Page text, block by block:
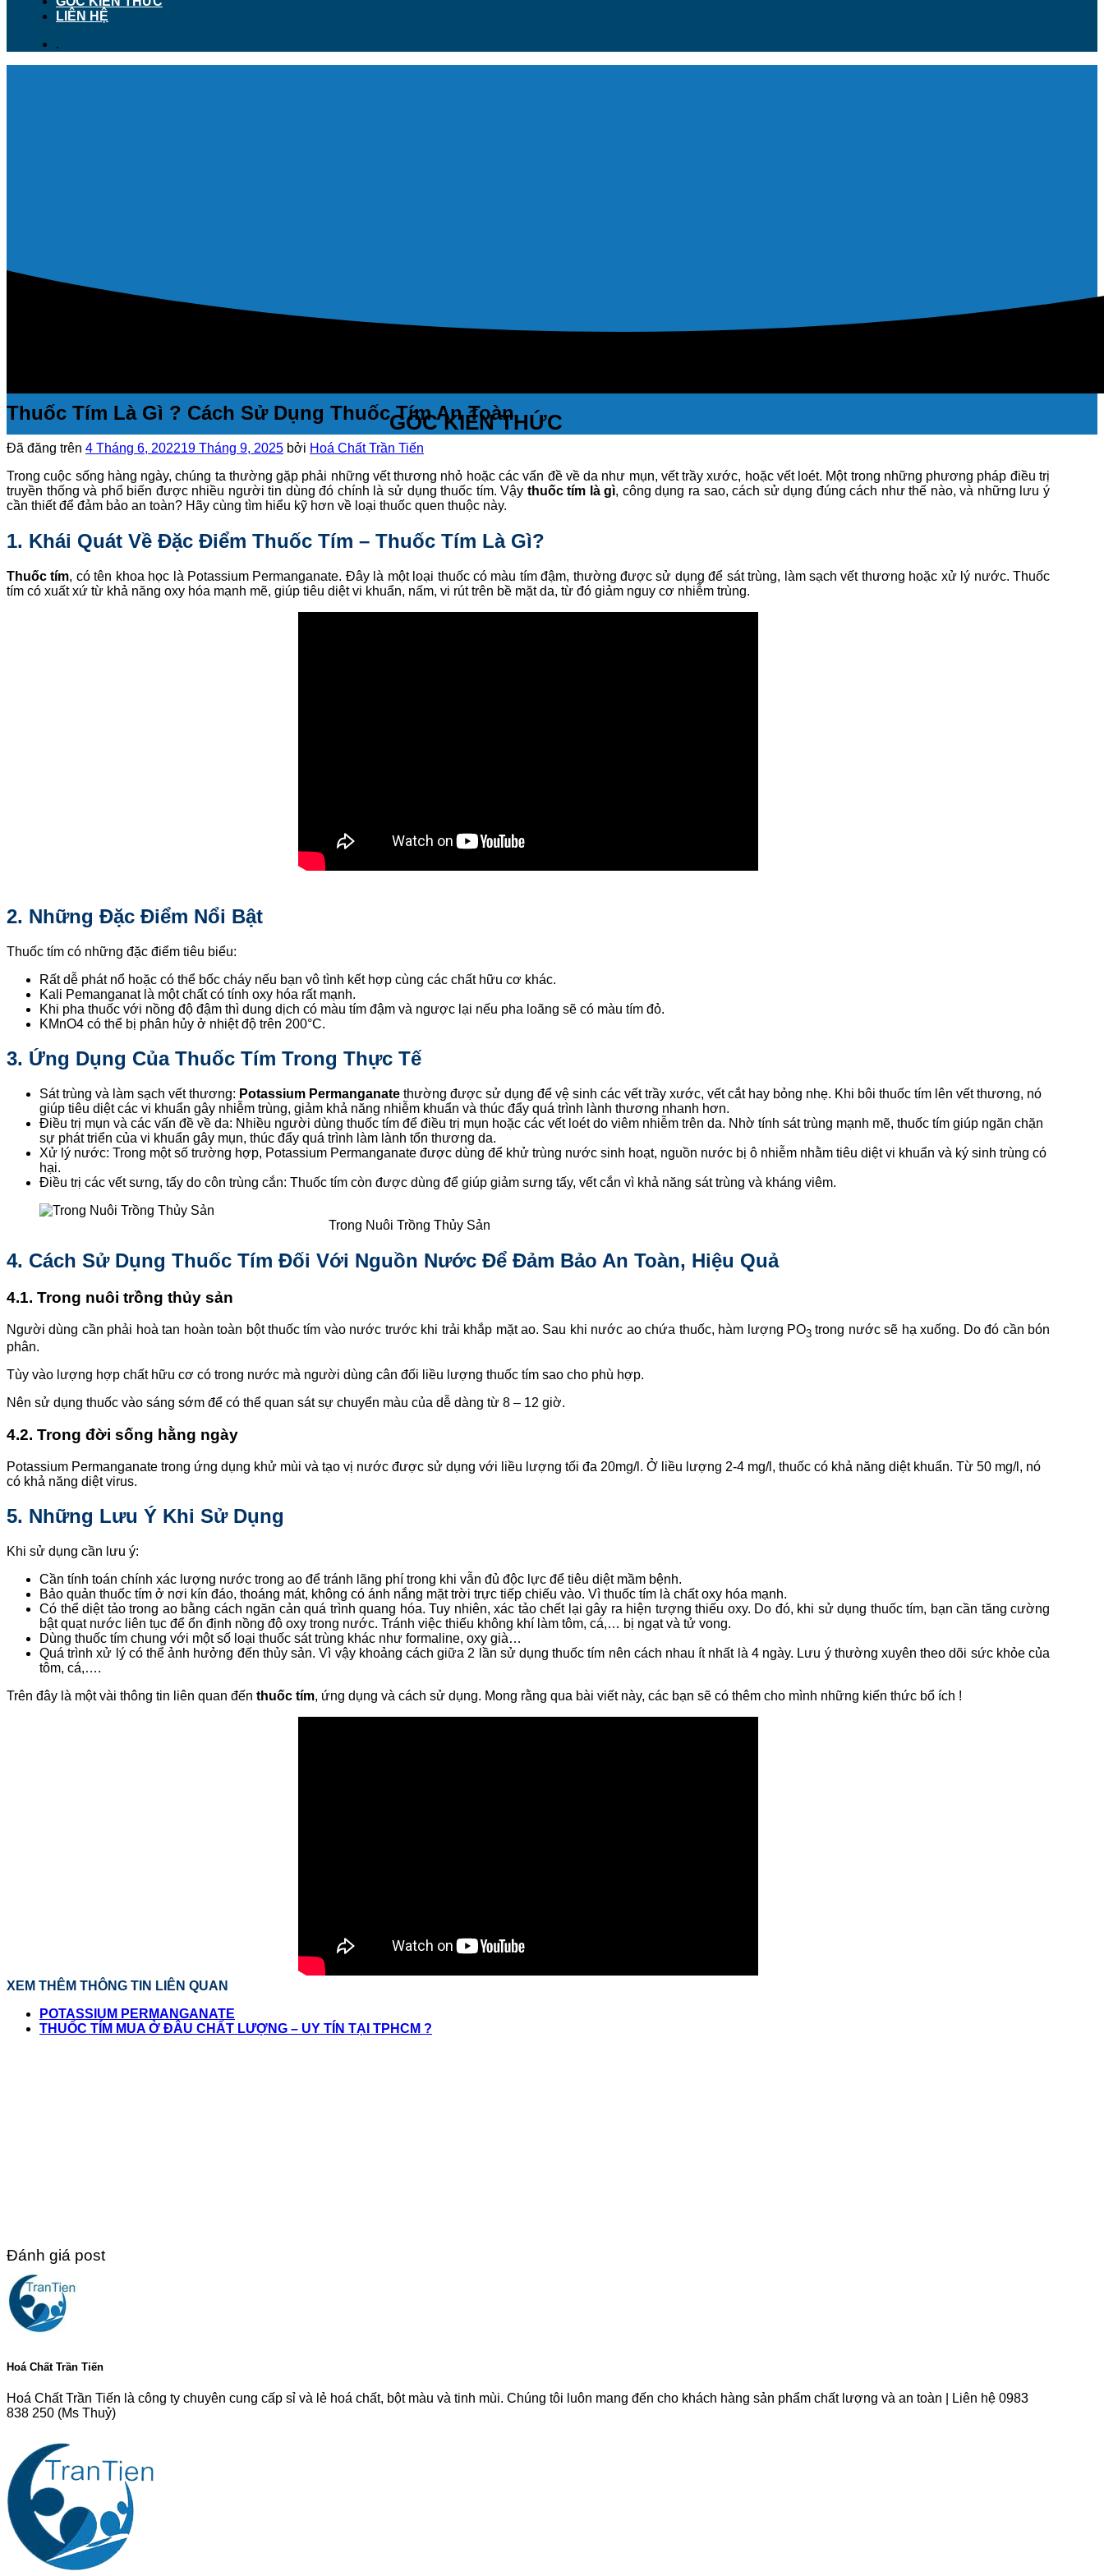
LIÊN HỆ
.
GÓC KIẾN THỨC
Thuốc Tím Là Gì ? Cách Sử Dụng Thuốc Tím An Toàn
Đã đăng trên 4 Tháng 6, 202219 Tháng 9, 2025 bởi Hoá Chất Trần Tiến
Trong cuộc sống hàng ngày, chúng ta thường gặp phải những vết thương nhỏ hoặc các vấn đề về da như mụn, vết trầy xước, hoặc vết loét. Một trong những phương pháp điều trị
truyền thống và phổ biến được nhiều người tin dùng đó chính là sử dụng thuốc tím. Vậy thuốc tím là gì, công dụng ra sao, cách sử dụng đúng cách như thế nào, và những lưu ý
cần thiết để đảm bảo an toàn? Hãy cùng tìm hiểu kỹ hơn về loại thuốc quen thuộc này.
1. Khái Quát Về Đặc Điểm Thuốc Tím – Thuốc Tím Là Gì?
Thuốc tím, có tên khoa học là Potassium Permanganate. Đây là một loại thuốc có màu tím đậm, thường được sử dụng để sát trùng, làm sạch vết thương hoặc xử lý nước. Thuốc
tím có xuất xứ từ khả năng oxy hóa mạnh mẽ, giúp tiêu diệt vi khuẩn, nấm, vi rút trên bề mặt da, từ đó giảm nguy cơ nhiễm trùng.
2. Những Đặc Điểm Nổi Bật
Thuốc tím có những đặc điểm tiêu biểu:
Rất dễ phát nổ hoặc có thể bốc cháy nếu bạn vô tình kết hợp cùng các chất hữu cơ khác.
Kali Pemanganat là một chất có tính oxy hóa rất mạnh.
Khi pha thuốc với nồng độ đậm thì dung dịch có màu tím đậm và ngược lại nếu pha loãng sẽ có màu tím đỏ.
KMnO4 có thể bị phân hủy ở nhiệt độ trên 200°C.
3. Ứng Dụng Của Thuốc Tím Trong Thực Tế
Sát trùng và làm sạch vết thương: Potassium Permanganate thường được sử dụng để vệ sinh các vết trầy xước, vết cắt hay bỏng nhẹ. Khi bôi thuốc tím lên vết thương, nó
giúp tiêu diệt các vi khuẩn gây nhiễm trùng, giảm khả năng nhiễm khuẩn và thúc đẩy quá trình lành thương nhanh hơn.
Điều trị mụn và các vấn đề về da: Nhiều người dùng thuốc tím để điều trị mụn hoặc các vết loét do viêm nhiễm trên da. Nhờ tính sát trùng mạnh mẽ, thuốc tím giúp ngăn chặn
sự phát triển của vi khuẩn gây mụn, thúc đẩy quá trình làm lành tổn thương da.
Xử lý nước: Trong một số trường hợp, Potassium Permanganate được dùng để khử trùng nước sinh hoạt, nguồn nước bị ô nhiễm nhằm tiêu diệt vi khuẩn và ký sinh trùng có
hại.
Điều trị các vết sưng, tấy do côn trùng cắn: Thuốc tím còn được dùng để giúp giảm sưng tấy, vết cắn vì khả năng sát trùng và kháng viêm.
Trong Nuôi Trồng Thủy Sản
4. Cách Sử Dụng Thuốc Tím Đối Với Nguồn Nước Để Đảm Bảo An Toàn, Hiệu Quả
4.1. Trong nuôi trồng thủy sản
Người dùng cần phải hoà tan hoàn toàn bột thuốc tím vào nước trước khi trải khắp mặt ao. Sau khi nước ao chứa thuốc, hàm lượng PO3 trong nước sẽ hạ xuống. Do đó cần bón
phân.
Tùy vào lượng hợp chất hữu cơ có trong nước mà người dùng cân đối liều lượng thuốc tím sao cho phù hợp.
Nên sử dụng thuốc vào sáng sớm để có thể quan sát sự chuyển màu của dễ dàng từ 8 – 12 giờ.
4.2. Trong đời sống hằng ngày
Potassium Permanganate trong ứng dụng khử mùi và tạo vị nước được sử dụng với liều lượng tối đa 20mg/l. Ở liều lượng 2-4 mg/l, thuốc có khả năng diệt khuẩn. Từ 50 mg/l, nó
có khả năng diệt virus.
5. Những Lưu Ý Khi Sử Dụng
Khi sử dụng cần lưu ý:
Cần tính toán chính xác lượng nước trong ao để tránh lãng phí trong khi vẫn đủ độc lực để tiêu diệt mầm bệnh.
Bảo quản thuốc tím ở nơi kín đáo, thoáng mát, không có ánh nắng mặt trời trực tiếp chiếu vào. Vì thuốc tím là chất oxy hóa mạnh.
Có thể diệt tảo trong ao bằng cách ngăn cản quá trình quang hóa. Tuy nhiên, xác tảo chết lại gây ra hiện tượng thiếu oxy. Do đó, khi sử dụng thuốc tím, bạn cần tăng cường
bật quạt nước liên tục để ổn định nồng độ oxy trong nước. Tránh việc thiếu không khí làm tôm, cá,… bị ngạt và tử vong.
Dùng thuốc tím chung với một số loại thuốc sát trùng khác như formaline, oxy già…
Quá trình xử lý có thể ảnh hưởng đến thủy sản. Vì vậy khoảng cách giữa 2 lần sử dụng thuốc tím nên cách nhau ít nhất là 4 ngày. Lưu ý thường xuyên theo dõi sức khỏe của
tôm, cá,….
Trên đây là một vài thông tin liên quan đến thuốc tím, ứng dụng và cách sử dụng. Mong rằng qua bài viết này, các bạn sẽ có thêm cho mình những kiến thức bổ ích !
XEM THÊM THÔNG TIN LIÊN QUAN
POTASSIUM PERMANGANATE
THUỐC TÍM MUA Ở ĐÂU CHẤT LƯỢNG – UY TÍN TẠI TPHCM ?
Đánh giá post
Hoá Chất Trần Tiến
Hoá Chất Trần Tiến là công ty chuyên cung cấp sỉ và lẻ hoá chất, bột màu và tinh mùi. Chúng tôi luôn mang đến cho khách hàng sản phẩm chất lượng và an toàn | Liên hệ 0983
838 250 (Ms Thuỷ)